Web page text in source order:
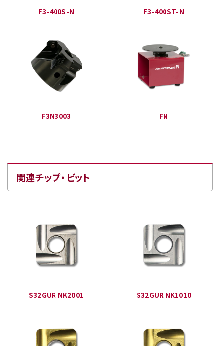
F3-400S-N F3-400ST-N
F3N3003 FN
関連チップ・ビット
S32GUR NK2001 S32GUR NK1010